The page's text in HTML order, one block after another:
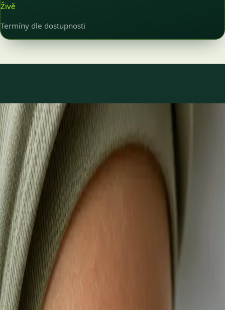
Živě
Termíny dle dostupnosti
Co léčíme
Péče o to, co skutečně
trápí.
1/3
Praktické
Videokonsultace s lékařem, který má na vás čas
Většina pacientů začíná zde. Vyberte volný
termín konzultace s lékařem registrovaným ve
vaší zemi.